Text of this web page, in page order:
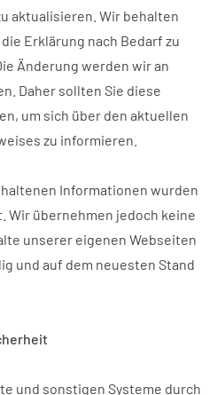
aktualisieren. Wir behalten
Erklärung nach Bedarf zu
Änderung werden wir an
Daher sollten Sie diese
um sich über den aktuellen
zu informieren.
Informationen wurden
übernehmen jedoch keine
unserer eigenen Webseiten
und auf dem neuesten Stand
und sonstigen Systeme durch